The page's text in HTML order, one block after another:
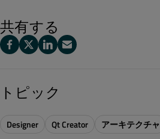
共有する
トピック
Designer Qt Creator アーキテクチャ